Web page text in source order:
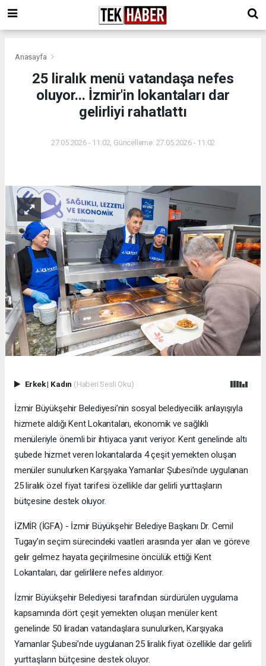
Anasayfa
25 liralık menü vatandaşa nefes
oluyor... İzmir'in lokantaları dar
gelirliyi rahatlattı
27.05.2026 - 11:02, Güncelleme: 27.05.2026 - 11:02
Erkek| Kadın (Haberi Sesli Oku)
İzmir Büyükşehir Belediyesi’nin sosyal belediyecilik anlayışıyla
hizmete aldığı Kent Lokantaları, ekonomik ve sağlıklı
menüleriyle önemli bir ihtiyaca yanıt veriyor. Kent genelinde altı
şubede hizmet veren lokantalarda 4 çeşit yemekten oluşan
menüler sunulurken Karşıyaka Yamanlar Şubesi’nde uygulanan
25 liralık özel fiyat tarifesi özellikle dar gelirli yurttaşların
bütçesine destek oluyor.
İZMİR (İGFA) - İzmir Büyükşehir Belediye Başkanı Dr. Cemil
Tugay’ın seçim sürecindeki vaatleri arasında yer alan ve göreve
gelir gelmez hayata geçirilmesine öncülük ettiği Kent
Lokantaları, dar gelirlilere nefes aldırıyor.
İzmir Büyükşehir Belediyesi tarafından sürdürülen uygulama
kapsamında dört çeşit yemekten oluşan menüler kent
genelinde 50 liradan vatandaşlara sunulurken, Karşıyaka
Yamanlar Şubesi’nde uygulanan 25 liralık fiyat özellikle dar gelirli
yurttaşların bütçesine destek oluyor.